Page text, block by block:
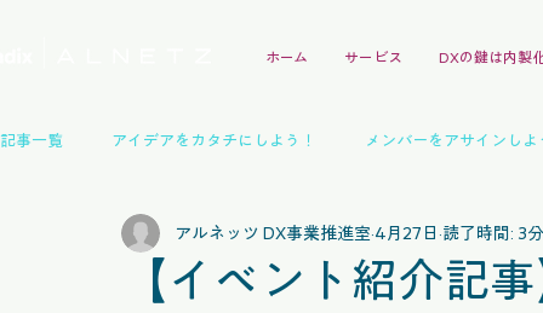
ホーム サービス DXの鍵は内製
記事一覧 アイデアをカタチにしよう！ メンバーをアサインしよ
Mendixガイドブック イベントレポート 技術交流会
【イベント紹介記
アルネッツ DX事業推進室 4月27日 読了時間: 3分